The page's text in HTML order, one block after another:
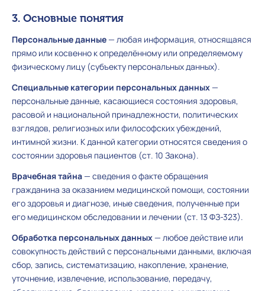
3. Основные понятия
Персональные данные— любая информация, относящаяся
прямо или косвенно к определённому или определяемому
физическому лицу (субъекту персональных данных).
Специальные категории персональных данных—
персональные данные, касающиеся состояния здоровья,
расовой и национальной принадлежности, политических
взглядов, религиозных или философских убеждений,
интимной жизни. К данной категории относятся сведения о
состоянии здоровья пациентов (ст. 10 Закона).
Врачебная тайна— сведения о факте обращения
гражданина за оказанием медицинской помощи, состоянии
его здоровья и диагнозе, иные сведения, полученные при
его медицинском обследовании и лечении (ст. 13 ФЗ-323).
Обработка персональных данных— любое действие или
совокупность действий с персональными данными, включая
сбор, запись, систематизацию, накопление, хранение,
уточнение, извлечение, использование, передачу,